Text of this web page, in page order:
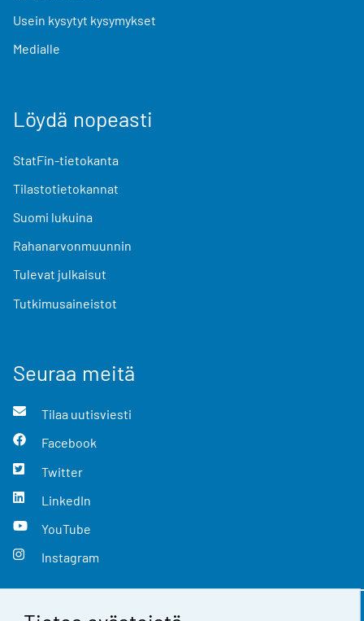
Usein kysytyt kysymykset
Medialle
Löydä nopeasti
StatFin-tietokanta
Tilastotietokannat
Suomi lukuina
Rahanarvonmuunnin
Tulevat julkaisut
Tutkimusaineistot
Seuraa meitä
Tilaa uutisviesti
Facebook
Twitter
LinkedIn
YouTube
Instagram